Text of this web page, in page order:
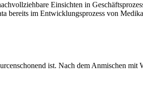
Einsichten in
bereits im Entwicklungsprozess von
ist. Nach dem Anmischen mit